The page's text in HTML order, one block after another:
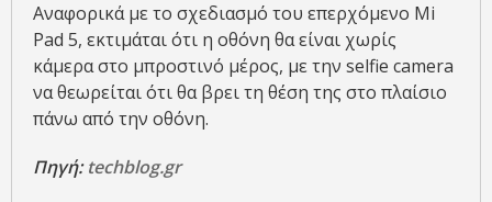
Αναφορικά με το σχεδιασμό του επερχόμενο Mi
Pad 5, εκτιμάται ότι η οθόνη θα είναι χωρίς
κάμερα στο μπροστινό μέρος, με την selfie camera
να θεωρείται ότι θα βρει τη θέση της στο πλαίσιο
πάνω από την οθόνη.
Πηγή:techblog.gr